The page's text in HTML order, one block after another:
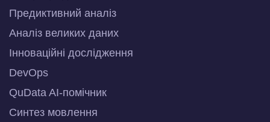
Предиктивний аналіз
Аналіз великих даних
Інноваційні дослідження
DevOps
QuData AI-помічник
Синтез мовлення